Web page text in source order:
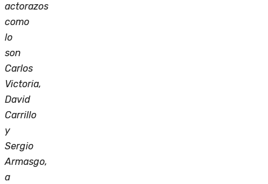
actorazos
como
lo
son
Carlos
Victoria,
David
Carrillo
y
Sergio
Armasgo,
a